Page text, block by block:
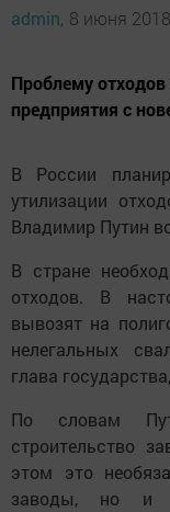
admin, 8 июня
Проблему
предприятия с
В России
утилизации
Владимир Путин
В стране
отходов. В
вывозят на
нелегальных
глава
По словам
строительство
этом это
заводы, но и